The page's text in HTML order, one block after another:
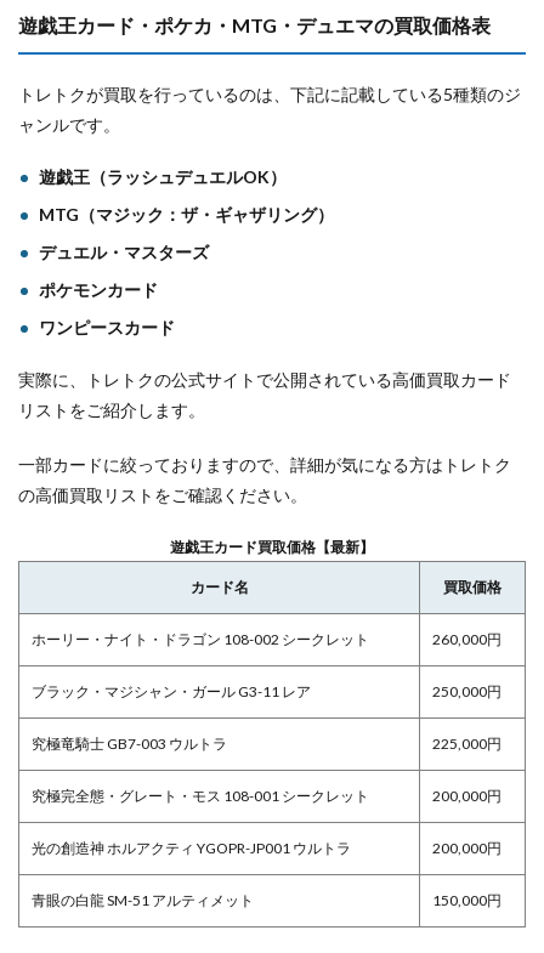
遊戯王カード・ポケカ・MTG・デュエマの買取価格表
トレトクが買取を行っているのは、下記に記載している5種類のジ
ャンルです。
遊戯王（ラッシュデュエルOK）
MTG（マジック：ザ・ギャザリング）
デュエル・マスターズ
ポケモンカード
ワンピースカード
実際に、トレトクの公式サイトで公開されている高価買取カード
リストをご紹介します。
一部カードに絞っておりますので、詳細が気になる方はトレトク
の高価買取リストをご確認ください。
遊戯王カード買取価格【最新】
カード名 買取価格
ホーリー・ナイト・ドラゴン 108-002 シークレット 260,000円
ブラック・マジシャン・ガール G3-11 レア 250,000円
究極竜騎士 GB7-003 ウルトラ 225,000円
究極完全態・グレート・モス 108-001 シークレット 200,000円
光の創造神 ホルアクティ YGOPR-JP001 ウルトラ 200,000円
青眼の白龍 SM-51 アルティメット 150,000円